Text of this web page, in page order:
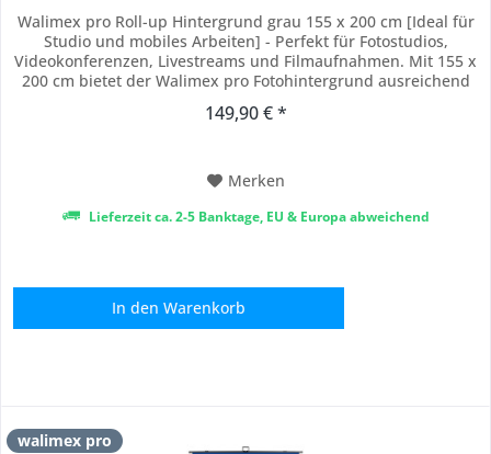
Walimex pro Roll-up Hintergrund grau 155 x 200 cm [Ideal für
Studio und mobiles Arbeiten] - Perfekt für Fotostudios,
Videokonferenzen, Livestreams und Filmaufnahmen. Mit 155 x
200 cm bietet der Walimex pro Fotohintergrund ausreichend
Design eignet sich der Hintergrund auch für kleine Räume
149,90 € *
Merken
Lieferzeit ca. 2-5 Banktage, EU & Europa abweichend
In den Warenkorb
walimex pro